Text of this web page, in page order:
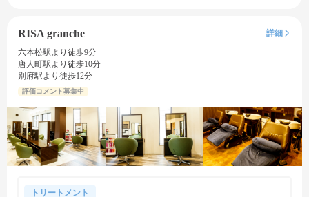
RISA granche
詳細
六本松駅より徒歩9分
唐人町駅より徒歩10分
別府駅より徒歩12分
評価コメント募集中
トリートメント